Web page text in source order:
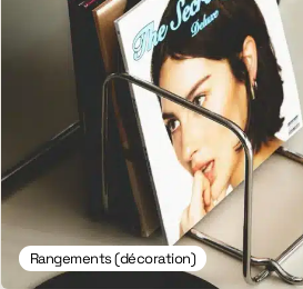
Rangements (décoration)